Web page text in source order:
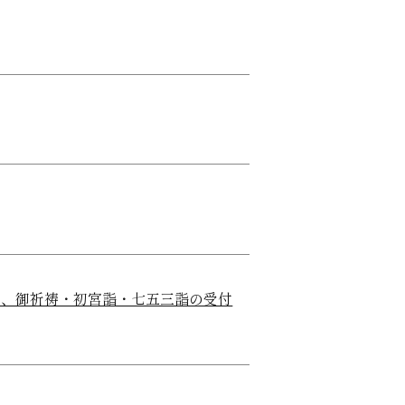
御祈祷・初宮詣・七五三詣の受付